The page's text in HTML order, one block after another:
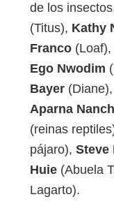
de los
(Titus), Kathy
Franco (Loaf),
Ego Nwodim
Bayer (Diane),
Aparna
(reinas
pájaro), Steve
Huie (Abuela
Lagarto).